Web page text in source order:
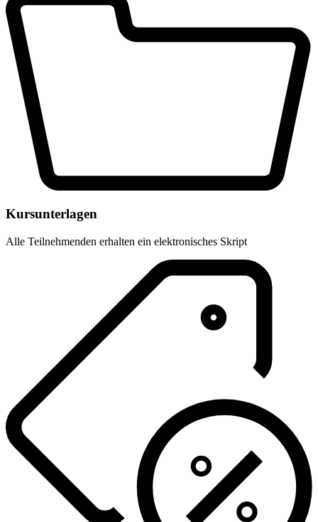
Kursunterlagen
Alle Teilnehmenden erhalten ein elektronisches Skript